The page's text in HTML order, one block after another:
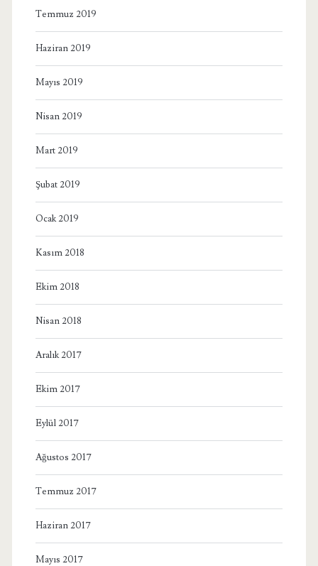
Temmuz 2019
Haziran 2019
Mayıs 2019
Nisan 2019
Mart 2019
Şubat 2019
Ocak 2019
Kasım 2018
Ekim 2018
Nisan 2018
Aralık 2017
Ekim 2017
Eylül 2017
Ağustos 2017
Temmuz 2017
Haziran 2017
Mayıs 2017